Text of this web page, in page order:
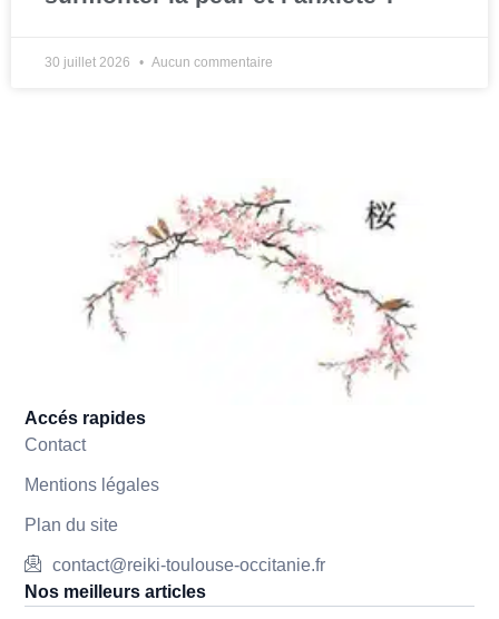
30 juillet 2026 Aucun commentaire
Accés rapides
Contact
Mentions légales
Plan du site
contact@reiki-toulouse-occitanie.fr
Nos meilleurs articles